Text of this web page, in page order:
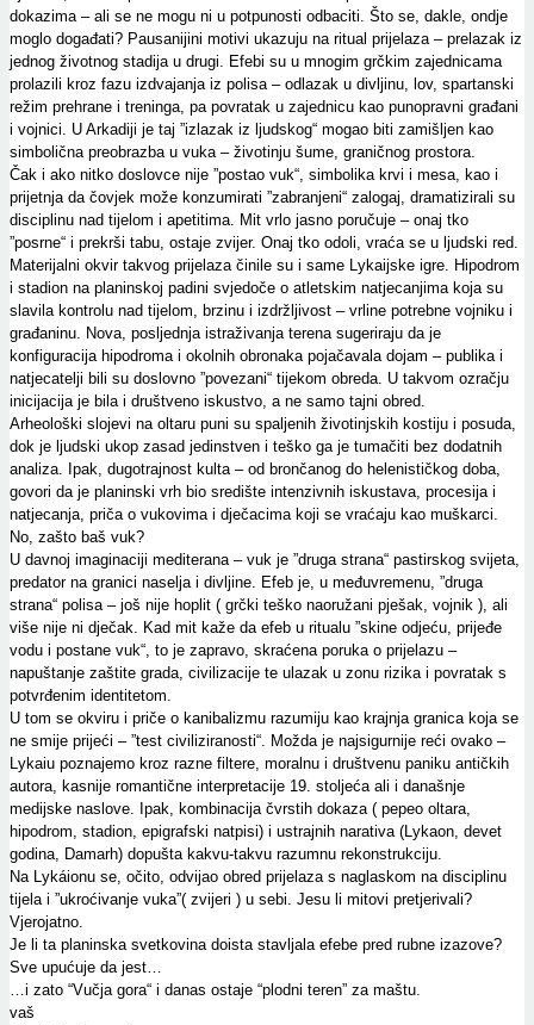
dokazima – ali se ne mogu ni u potpunosti odbaciti. Što se, dakle, ondje
moglo događati? Pausanijini motivi ukazuju na ritual prijelaza – prelazak iz
jednog životnog stadija u drugi. Efebi su u mnogim grčkim zajednicama
prolazili kroz fazu izdvajanja iz polisa – odlazak u divljinu, lov, spartanski
režim prehrane i treninga, pa povratak u zajednicu kao punopravni građani
i vojnici. U Arkadiji je taj ”izlazak iz ljudskog“ mogao biti zamišljen kao
simbolična preobrazba u vuka – životinju šume, graničnog prostora.
Čak i ako nitko doslovce nije ”postao vuk“, simbolika krvi i mesa, kao i
prijetnja da čovjek može konzumirati ”zabranjeni“ zalogaj, dramatizirali su
disciplinu nad tijelom i apetitima. Mit vrlo jasno poručuje – onaj tko
”posrne“ i prekrši tabu, ostaje zvijer. Onaj tko odoli, vraća se u ljudski red.
Materijalni okvir takvog prijelaza činile su i same Lykaijske igre. Hipodrom
i stadion na planinskoj padini svjedoče o atletskim natjecanjima koja su
slavila kontrolu nad tijelom, brzinu i izdržljivost – vrline potrebne vojniku i
građaninu. Nova, posljednja istraživanja terena sugeriraju da je
konfiguracija hipodroma i okolnih obronaka pojačavala dojam – publika i
natjecatelji bili su doslovno ”povezani“ tijekom obreda. U takvom ozračju
inicijacija je bila i društveno iskustvo, a ne samo tajni obred.
Arheološki slojevi na oltaru puni su spaljenih životinjskih kostiju i posuda,
dok je ljudski ukop zasad jedinstven i teško ga je tumačiti bez dodatnih
analiza. Ipak, dugotrajnost kulta – od brončanog do helenističkog doba,
govori da je planinski vrh bio središte intenzivnih iskustava, procesija i
natjecanja, priča o vukovima i dječacima koji se vraćaju kao muškarci.
No, zašto baš vuk?
U davnoj imaginaciji mediterana – vuk je ”druga strana“ pastirskog svijeta,
predator na granici naselja i divljine. Efeb je, u međuvremenu, ”druga
strana“ polisa – još nije hoplit ( grčki teško naoružani pješak, vojnik ), ali
više nije ni dječak. Kad mit kaže da efeb u ritualu ”skine odjeću, prijeđe
vodu i postane vuk“, to je zapravo, skraćena poruka o prijelazu –
napuštanje zaštite grada, civilizacije te ulazak u zonu rizika i povratak s
potvrđenim identitetom.
U tom se okviru i priče o kanibalizmu razumiju kao krajnja granica koja se
ne smije prijeći – ”test civiliziranosti“. Možda je najsigurnije reći ovako –
Lykaiu poznajemo kroz razne filtere, moralnu i društvenu paniku antičkih
autora, kasnije romantične interpretacije 19. stoljeća ali i današnje
medijske naslove. Ipak, kombinacija čvrstih dokaza ( pepeo oltara,
hipodrom, stadion, epigrafski natpisi) i ustrajnih narativa (Lykaon, devet
godina, Damarh) dopušta kakvu-takvu razumnu rekonstrukciju.
Na Lykáionu se, očito, odvijao obred prijelaza s naglaskom na disciplinu
tijela i ”ukroćivanje vuka”( zvijeri ) u sebi. Jesu li mitovi pretjerivali?
Vjerojatno.
Je li ta planinska svetkovina doista stavljala efebe pred rubne izazove?
Sve upućuje da jest…
…i zato “Vučja gora“ i danas ostaje “plodni teren” za maštu.
vaš